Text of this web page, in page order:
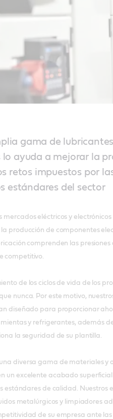
gama de
lo ayuda a mejorar la
retos impuestos por
estándares del sector
mercados eléctricos y
producción de componentes
comprenden las presiones
competitivo.
de los ciclos de vida de los
nunca. Por este motivo,
diseñado para proporcionar
y refrigerantes, además
la seguridad de su plantilla.
diversa gama de materiales y
un excelente acabado
estándares de calidad. Nuestros
metalúrgicos y limpiadores
de su empresa ante las